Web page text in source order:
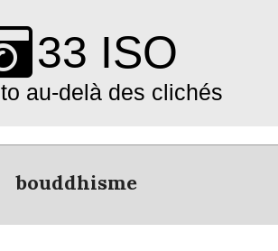
33 ISO
au-delà des clichés
bouddhisme